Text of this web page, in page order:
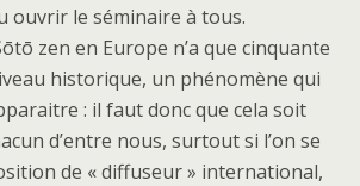
ouvrir le séminaire à tous.
zen en Europe n’a que cinquante
historique, un phénomène qui
: il faut donc que cela soit
d’entre nous, surtout si l’on se
de « diffuseur » international,